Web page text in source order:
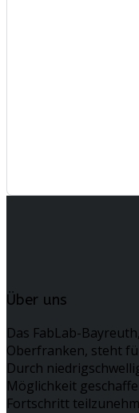
Über uns
Das FabLab-
Oberfranken, steht
Durch
Möglichkeit
Fortschritt